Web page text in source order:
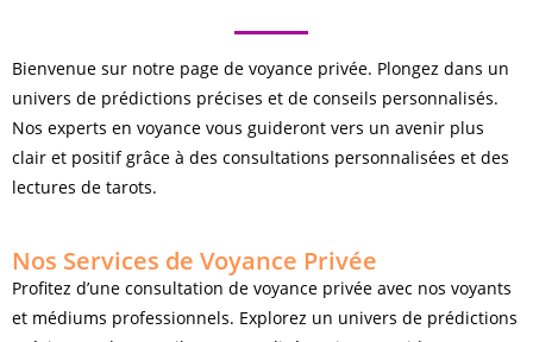
Bienvenue sur notre page de voyance privée. Plongez dans un
univers de prédictions précises et de conseils personnalisés.
Nos experts en voyance vous guideront vers un avenir plus
clair et positif grâce à des consultations personnalisées et des
lectures de tarots.
Nos Services de Voyance Privée
Profitez d’une consultation de voyance privée avec nos voyants
et médiums professionnels. Explorez un univers de prédictions